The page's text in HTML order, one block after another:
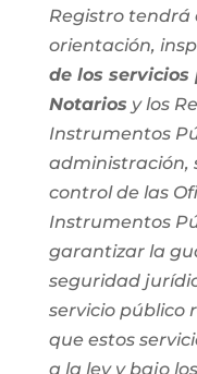
Registro tendrá
orientación,
de los
Notarios y los
Instrumentos
administración,
control de las
Instrumentos
garantizar la
seguridad
servicio público
que estos
a la ley y bajo